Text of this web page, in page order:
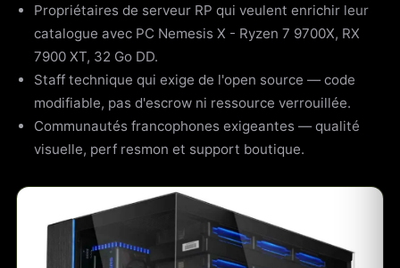
Propriétaires de serveur RP qui veulent enrichir leur
catalogue avec PC Nemesis X - Ryzen 7 9700X, RX
7900 XT, 32 Go DD.
Staff technique qui exige de l'open source — code
modifiable, pas d'escrow ni ressource verrouillée.
Communautés francophones exigeantes — qualité
visuelle, perf resmon et support boutique.